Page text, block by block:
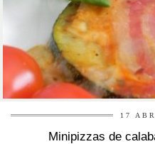
17
Minipizzas de